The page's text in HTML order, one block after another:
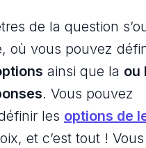
de la question
où vous pouvez
ainsi que la ou
. Vous pouvez
les options de
et c’est tout !